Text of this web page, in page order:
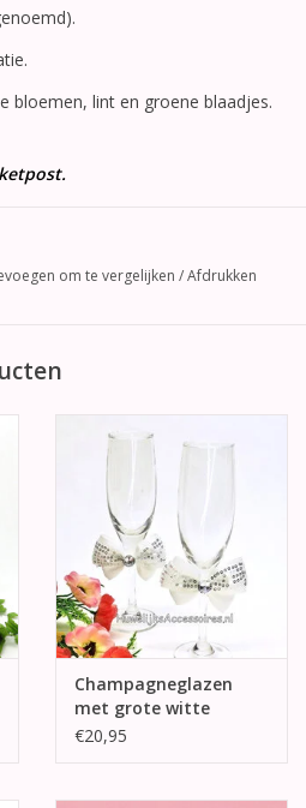
bloemen, lint en groene blaadjes.
om te vergelijken /Afdrukken
Champagneglazen
met grote witte
strikken
€20,95